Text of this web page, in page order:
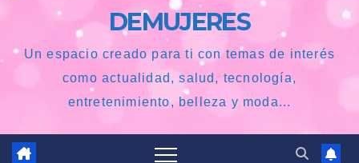
DEMUJERES
Un espacio creado para ti con temas de interés
como actualidad, salud, tecnología,
entretenimiento, belleza y moda...